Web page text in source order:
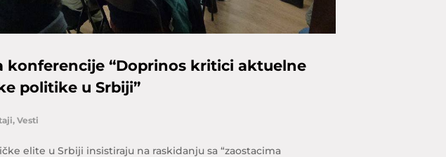
konferencije “Doprinos kritici aktuelne
politike u Srbiji”
, Vesti
elite u Srbiji insistiraju na raskidanju sa “zaostacima